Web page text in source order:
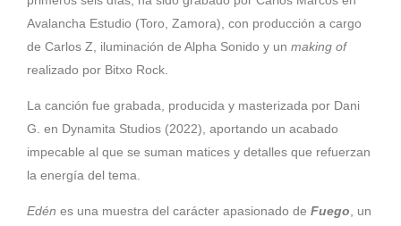
Avalancha Estudio (Toro, Zamora), con producción a cargo
de Carlos Z, iluminación de Alpha Sonido y un making of
realizado por Bitxo Rock.
La canción fue grabada, producida y masterizada por Dani
G. en Dynamita Studios (2022), aportando un acabado
impecable al que se suman matices y detalles que refuerzan
la energía del tema.
Edén es una muestra del carácter apasionado de Fuego , un